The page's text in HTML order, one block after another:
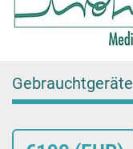
Gebrauchtgeräte